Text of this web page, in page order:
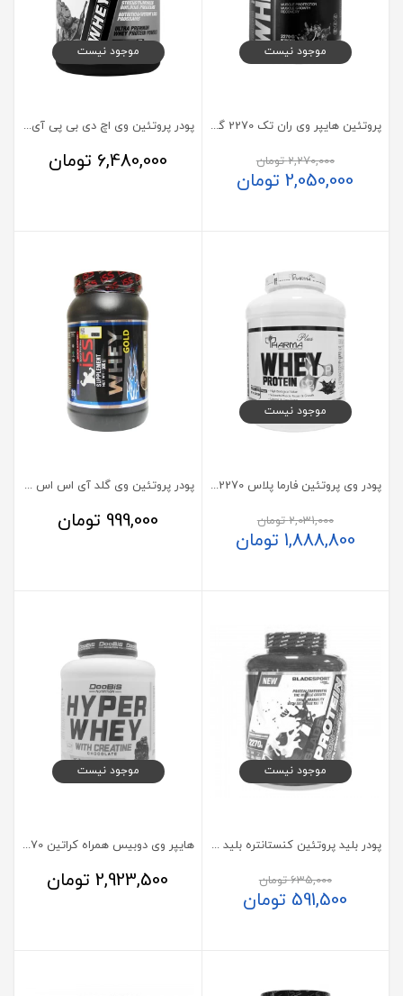
موجود نیست
پروتئین هایپر وی ران تک 2270 گرم
2,270,000تومان
2,050,000تومان
موجود نیست
پودر پروتئین وی اچ دی بی پی آی اسپورت
6,480,000 تومان
موجود نیست
پودر وی پروتئین فارما پلاس 2270 گرم
2,031,000تومان
1,888,800 تومان
پودر پروتئین وی گلد آی اس اس 900 گرم
999,000 تومان
موجود نیست
پودر بلید پروتئین کنستانتره بلید اسپورت 2270 گرم
635,000تومان
591,500 تومان
موجود نیست
هایپر وی دوبیس همراه کراتین 2270 گرم
2,923,500تومان